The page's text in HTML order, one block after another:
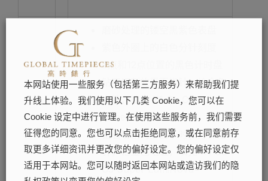
表盘 :
6点和12点位置的黑色计时盘
钻石切割的平面指针，枪金色
电镀，填充 X1 GL C3
Super-LumiNova®
钻石切割的多面小时和分钟指
针，枪金色电镀，填充 X1 GL
C3 Super LumiNova®
本网站使用一些服务（包括第三方服务）来帮助我们提
升线上体验。我们使用以下几类 Cookie，您可以在
Cookie 设定中进行管理。在使用这些服务前，我们需要
征得您的同意。您也可以点击拒绝同意，或在同意前存
取更多详细资讯并更改您的偏好设定。您的偏好设定仅
适用于本网站。您可以随时返回本网站或造访我们的隐